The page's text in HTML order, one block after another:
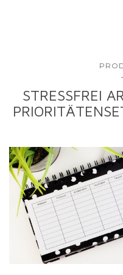
STRESSFREI